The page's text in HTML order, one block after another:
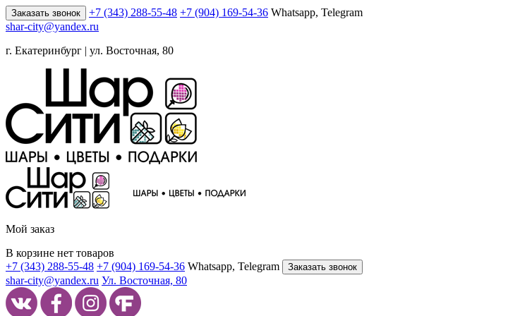
Заказать звонок +7 (343) 288-55-48 +7 (904) 169-54-36 Whatsapp, Telegram
shar-city@yandex.ru
г. Екатеринбург | ул. Восточная, 80
Мой заказ
В корзине нет товаров
+7 (343) 288-55-48 +7 (904) 169-54-36 Whatsapp, Telegram Заказать звонок
shar-city@yandex.ru Ул. Восточная, 80